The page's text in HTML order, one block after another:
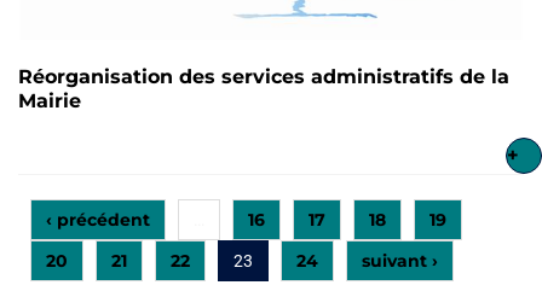
Réorganisation des services administratifs de la
Mairie
+
‹ précédent 16 17 18
19
20
21 22 23 24 suivant ›